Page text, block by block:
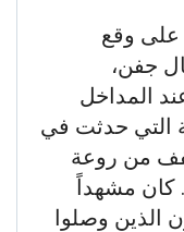
على وقع
جفن،
المداخل
التي حدثت في
من روعة
كان مشهداً
الذين وصلوا